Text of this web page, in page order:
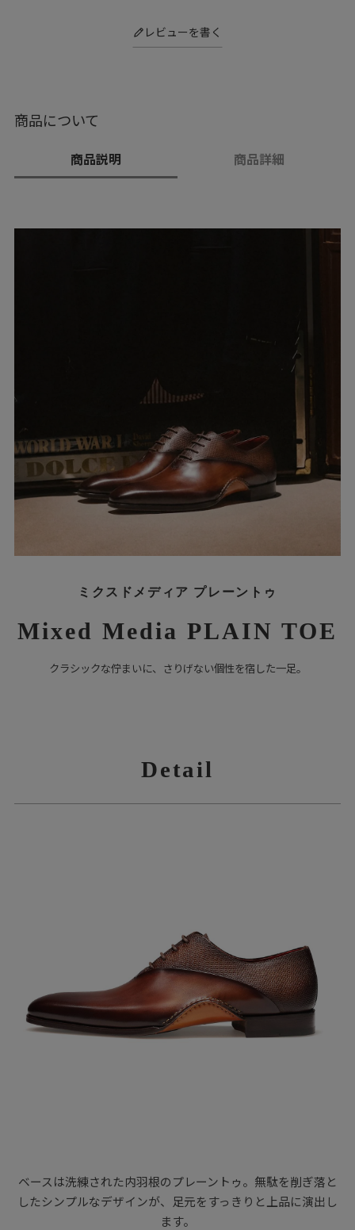
レビューを書く
商品について
商品説明 商品詳細
ミクスドメディア プレーントゥ
Mixed Media PLAIN TOE
クラシックな佇まいに、さりげない個性を宿した一足。
Detail
ベースは洗練された内羽根のプレーントゥ。無駄を削ぎ落と
したシンプルなデザインが、足元をすっきりと上品に演出し
ます。